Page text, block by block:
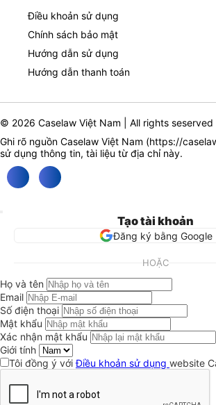
Điều khoản sử dụng
Chính sách bảo mật
Hướng dẫn sử dụng
Hướng dẫn thanh toán
© 2026 Caselaw Việt Nam | All rights seserved
Ghi rõ nguồn Caselaw Việt Nam (https://
sử dụng thông tin, tài liệu từ địa chỉ này.
Tạo tài khoản
Đăng ký bằng Google
HOẶC
Họ và tên
Email
Số điện thoại
Mật khẩu
Xác nhận mật khẩu
Giới tính
Tôi đồng ý vớiĐiều khoản sử dụng website